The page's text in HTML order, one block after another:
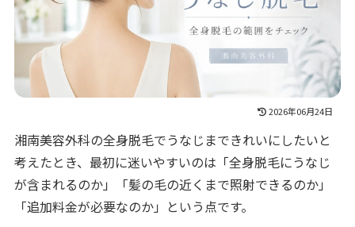
2026年06月24日
湘南美容外科の全身脱毛でうなじまできれいにしたいと
考えたとき、最初に迷いやすいのは「全身脱毛にうなじ
が含まれるのか」「髪の毛の近くまで照射できるのか」
「追加料金が必要なのか」という点です。